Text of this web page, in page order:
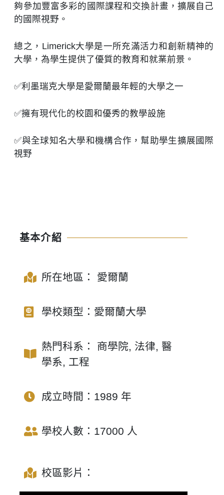
夠參加豐富多彩的國際課程和交換計畫，擴展自己
的國際視野。
總之，Limerick大學是一所充滿活力和創新精神的
大學，為學生提供了優質的教育和就業前景。
✅利墨瑞克大學是愛爾蘭最年輕的大學之一
✅擁有現代化的校園和優秀的教學設施
✅與全球知名大學和機構合作，幫助學生擴展國際
視野
基本介紹
所在地區： 愛爾蘭
學校類型：愛爾蘭大學
熱門科系： 商學院, 法律, 醫
學系, 工程
成立時間：1989 年
學校人數：17000 人
校區影片：